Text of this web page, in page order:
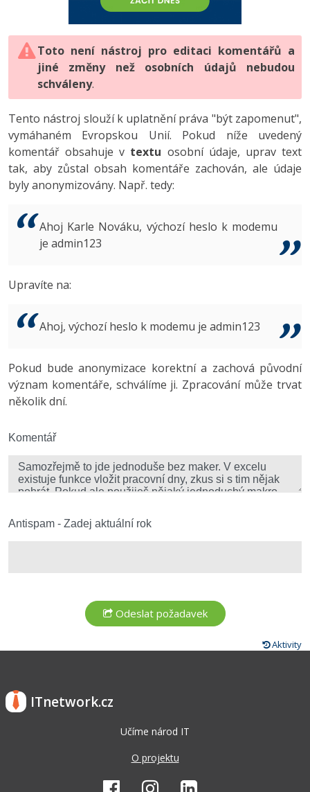
HTML5, CSS3, Bootstrap, SEO
SQL a databáze
Testování a verzování
UML a návrhové vzory
React
Spring
ASP.NET MVC
Best practices
PHP
JavaScript
Python
HTML / CSS
UML a návrhové vzory
MySQL/MariaDB
MS-SQL
Vývojář mobilních aplikací
C# Game developer
Tester
Systémový administrátor
3D grafik
Copywriter
WordPress specialista
-80%
JavaScript -80%
PHP -80%
Swift -80%
Kotlin -80%
VB.NET
Algoritmy -41%
Umělá inteligence (AI) -10%
Fórum
Digitální gramotnost
Marketing
WordPress
SEO
UX
Business
Copywriting
Windows
Kybernetická bezpečnost
-80%
Adobe Illustrator -80%
Adobe Lightroom
Adobe XD
Adobe InDesign -25%
Adobe After Effects
Inkscape
Fórum
Toto není nástroj pro editaci komentářů a
jiné změny než osobních údajů nebudou
schváleny.
Tento nástroj slouží k uplatnění práva "být zapomenut",
vymáhaném Evropskou Unií. Pokud níže uvedený
komentář obsahuje v textu osobní údaje, uprav text
tak, aby zůstal obsah komentáře zachován, ale údaje
byly anonymizovány. Např. tedy:
Ahoj Karle Nováku, výchozí heslo k modemu
je admin123
Upravíte na:
Ahoj, výchozí heslo k modemu je admin123
Pokud bude anonymizace korektní a zachová původní
význam komentáře, schválíme ji. Zpracování může trvat
několik dní.
Komentář
Antispam - Zadej aktuální rok
Aktivity
ITnetwork.cz
Učíme národ IT
O projektu